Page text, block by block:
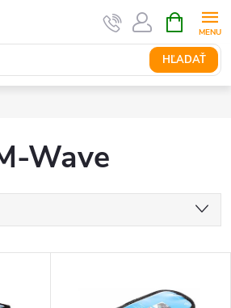
HĽADAŤ
KOŠÍK
Wave